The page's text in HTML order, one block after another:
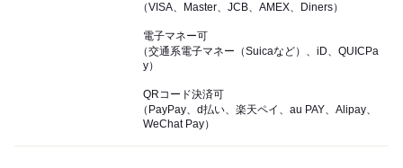
（VISA、Master、JCB、AMEX、Diners）
電子マネー可
（交通系電子マネー（Suicaなど）、iD、QUICPa
y）
QRコード決済可
（PayPay、d払い、楽天ペイ、au PAY、Alipay、
WeChat Pay）